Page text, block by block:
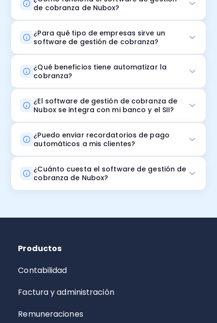
de cobranza de Nubox?
¿Para qué tipo de empresas sirve un
software de gestión de cobranza?
¿Qué beneficios tiene automatizar la
cobranza?
¿El software de gestión de cobranza de
Nubox se integra con mi banco y el SII?
¿Puedo enviar recordatorios de pago
automáticos a mis clientes?
¿Cuánto cuesta el software de gestión de
cobranza de Nubox?
propuesta personalizada según el volumen de
Productos
Contabilidad
Factura y administración
Remuneraciones